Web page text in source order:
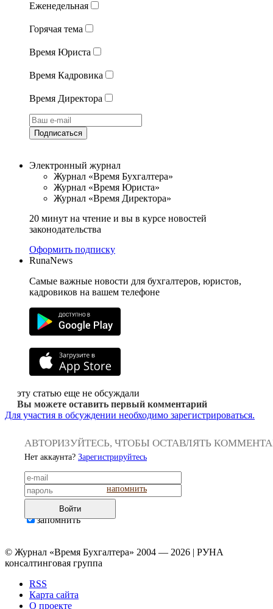
Еженедельная
Горячая тема
Время Юриста
Время Кадровика
Время Директора
Подписаться
Электронный журнал
Журнал «Время Бухгалтера»
Журнал «Время Юриста»
Журнал «Время Директора»
20 минут на чтение и вы в курсе новостей
законодательства
Оформить подписку
RunaNews
Самые важные новости для бухгалтеров, юристов,
кадровиков на вашем телефоне
эту статью еще не обсуждали
Вы можете оставить первый комментарий
Для участия в обсуждении необходимо зарегистрироваться.
АВТОРИЗУЙТЕСЬ, ЧТОБЫ ОСТАВЛЯТЬ
Нет аккаунта? Зарегистрируйтесь
напомнить
Войти
запомнить
© Журнал «Время Бухгалтера» 2004 — 2026 | РУНА
консалтинговая группа
RSS
Карта сайта
О проекте